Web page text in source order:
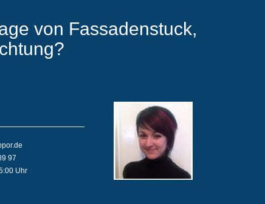
von Fassadenstuck,
97
Uhr